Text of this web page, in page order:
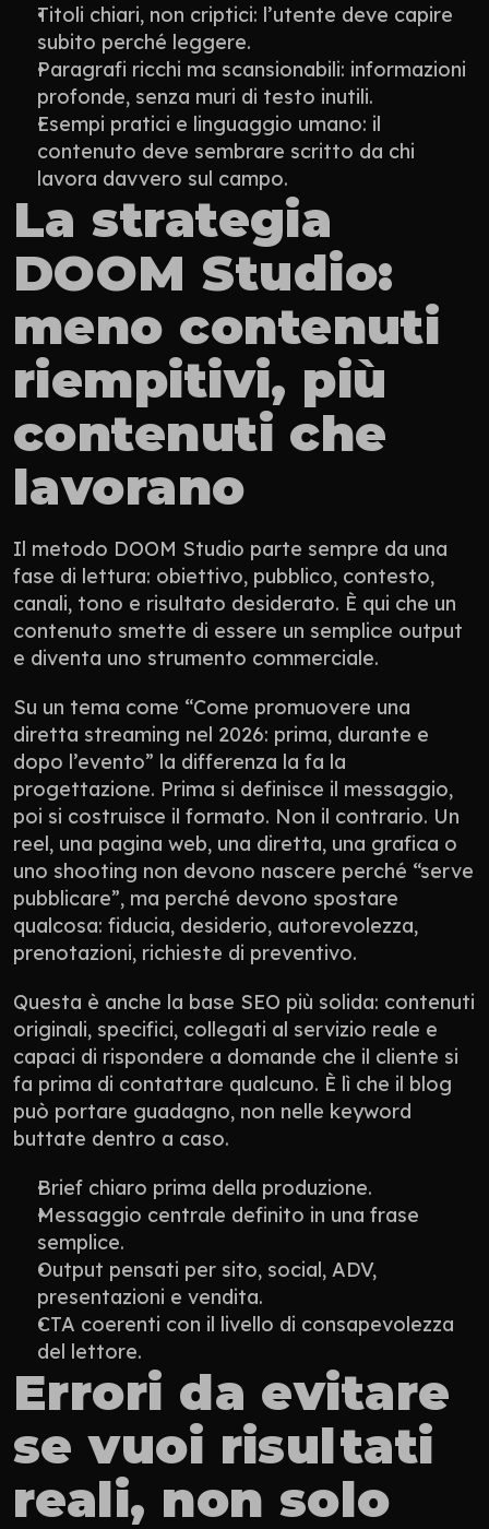
Titoli chiari, non criptici: l’utente deve capire
subito perché leggere.
Paragrafi ricchi ma scansionabili: informazioni
profonde, senza muri di testo inutili.
Esempi pratici e linguaggio umano: il
contenuto deve sembrare scritto da chi
lavora davvero sul campo.
La strategia
DOOM Studio:
meno contenuti
riempitivi, più
contenuti che
lavorano
Il metodo DOOM Studio parte sempre da una
fase di lettura: obiettivo, pubblico, contesto,
canali, tono e risultato desiderato. È qui che un
contenuto smette di essere un semplice output
e diventa uno strumento commerciale.
Su un tema come “Come promuovere una
diretta streaming nel 2026: prima, durante e
dopo l’evento” la differenza la fa la
progettazione. Prima si definisce il messaggio,
poi si costruisce il formato. Non il contrario. Un
reel, una pagina web, una diretta, una grafica o
uno shooting non devono nascere perché “serve
pubblicare”, ma perché devono spostare
qualcosa: fiducia, desiderio, autorevolezza,
prenotazioni, richieste di preventivo.
Questa è anche la base SEO più solida: contenuti
originali, specifici, collegati al servizio reale e
capaci di rispondere a domande che il cliente si
fa prima di contattare qualcuno. È lì che il blog
può portare guadagno, non nelle keyword
buttate dentro a caso.
Brief chiaro prima della produzione.
Messaggio centrale definito in una frase
semplice.
Output pensati per sito, social, ADV,
presentazioni e vendita.
CTA coerenti con il livello di consapevolezza
del lettore.
Errori da evitare
se vuoi risultati
reali, non solo